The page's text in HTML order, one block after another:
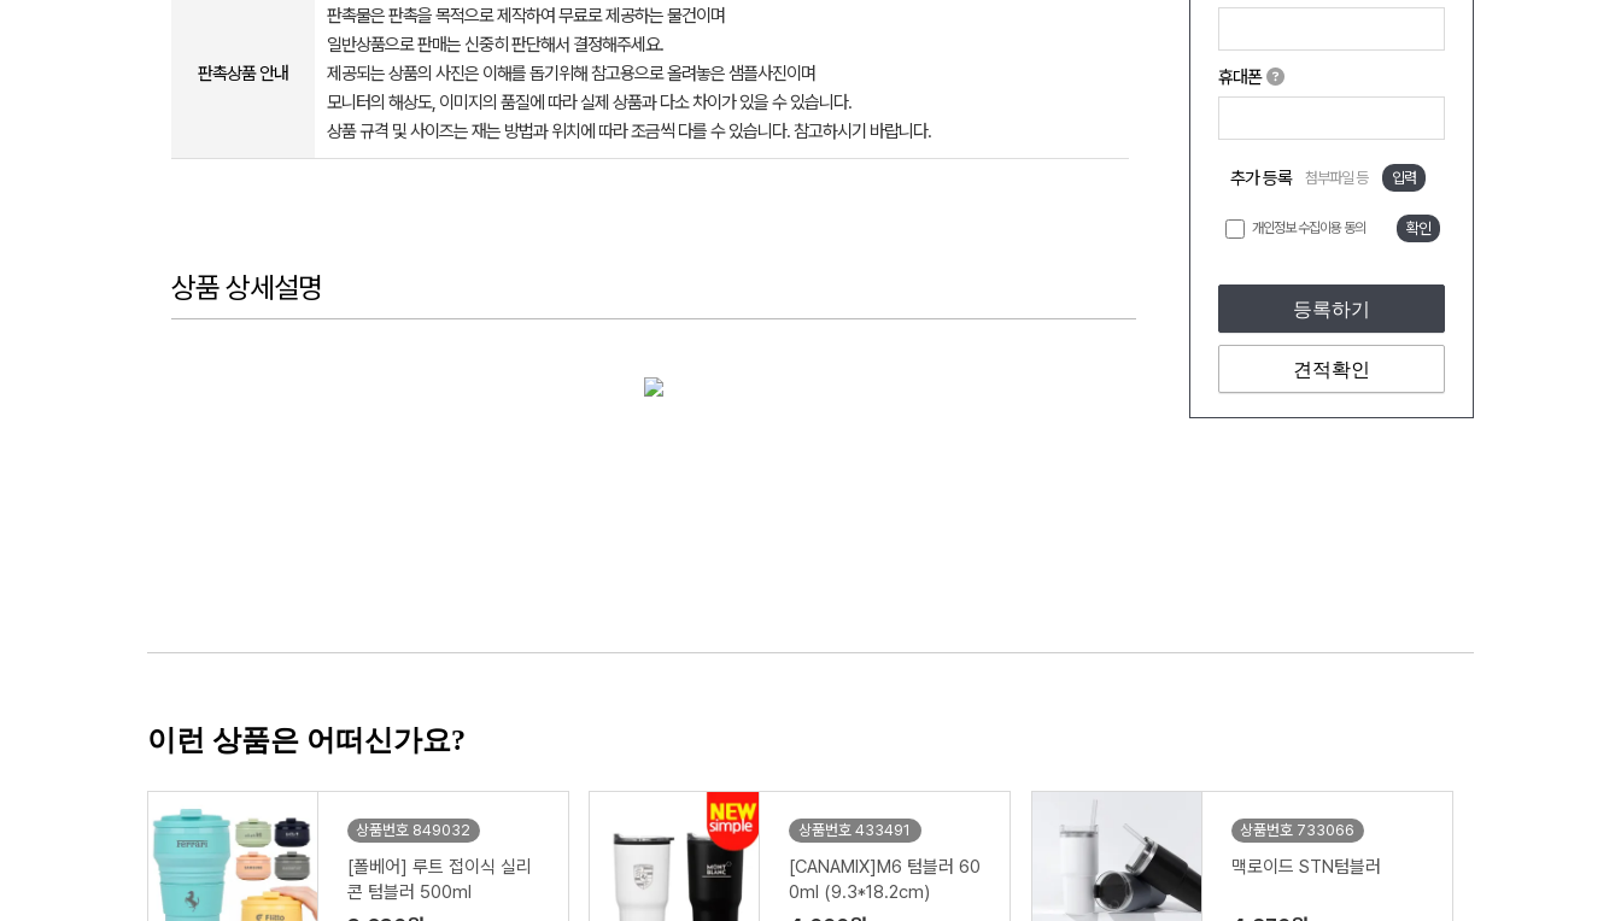
휴대폰
추가 등록 첨부파일 등 입력
개인정보 수집이용 동의 확인
등록하기
견적확인
판촉상품 안내
판촉물은 판촉을 목적으로 제작하여 무료로 제공하는 물건이며
일반상품으로 판매는 신중히 판단해서 결정해주세요.
제공되는 상품의 사진은 이해를 돕기위해 참고용으로 올려놓은 샘플사진이며
모니터의 해상도, 이미지의 품질에 따라 실제 상품과 다소 차이가 있을 수 있습니다.
상품 규격 및 사이즈는 재는 방법과 위치에 따라 조금씩 다를 수 있습니다. 참고하시기 바랍니다.
상품 상세설명
이런 상품은 어떠신가요?
상품번호 849032
[폴베어] 루트 접이식 실리
콘 텀블러 500ml
상품번호 433491
[CANAMIX]M6 텀블러 60
0ml (9.3*18.2cm)
상품번호 733066
맥로이드 STN텀블러